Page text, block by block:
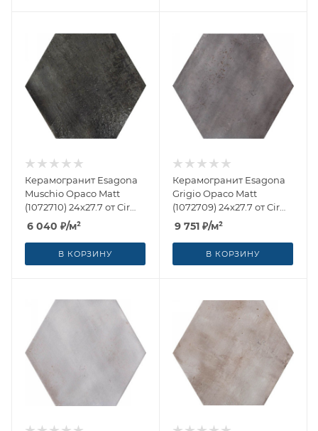
Керамогранит Esagona
Muschio Opaco Matt
(1072710) 24x27.7 от Cir
Ceramiche (Италия)
6 040 ₽/м²
В КОРЗИНУ
Керамогранит Esagona
Grigio Opaco Matt
(1072709) 24x27.7 от Cir
Ceramiche (Италия)
9 751 ₽/м²
В КОРЗИНУ